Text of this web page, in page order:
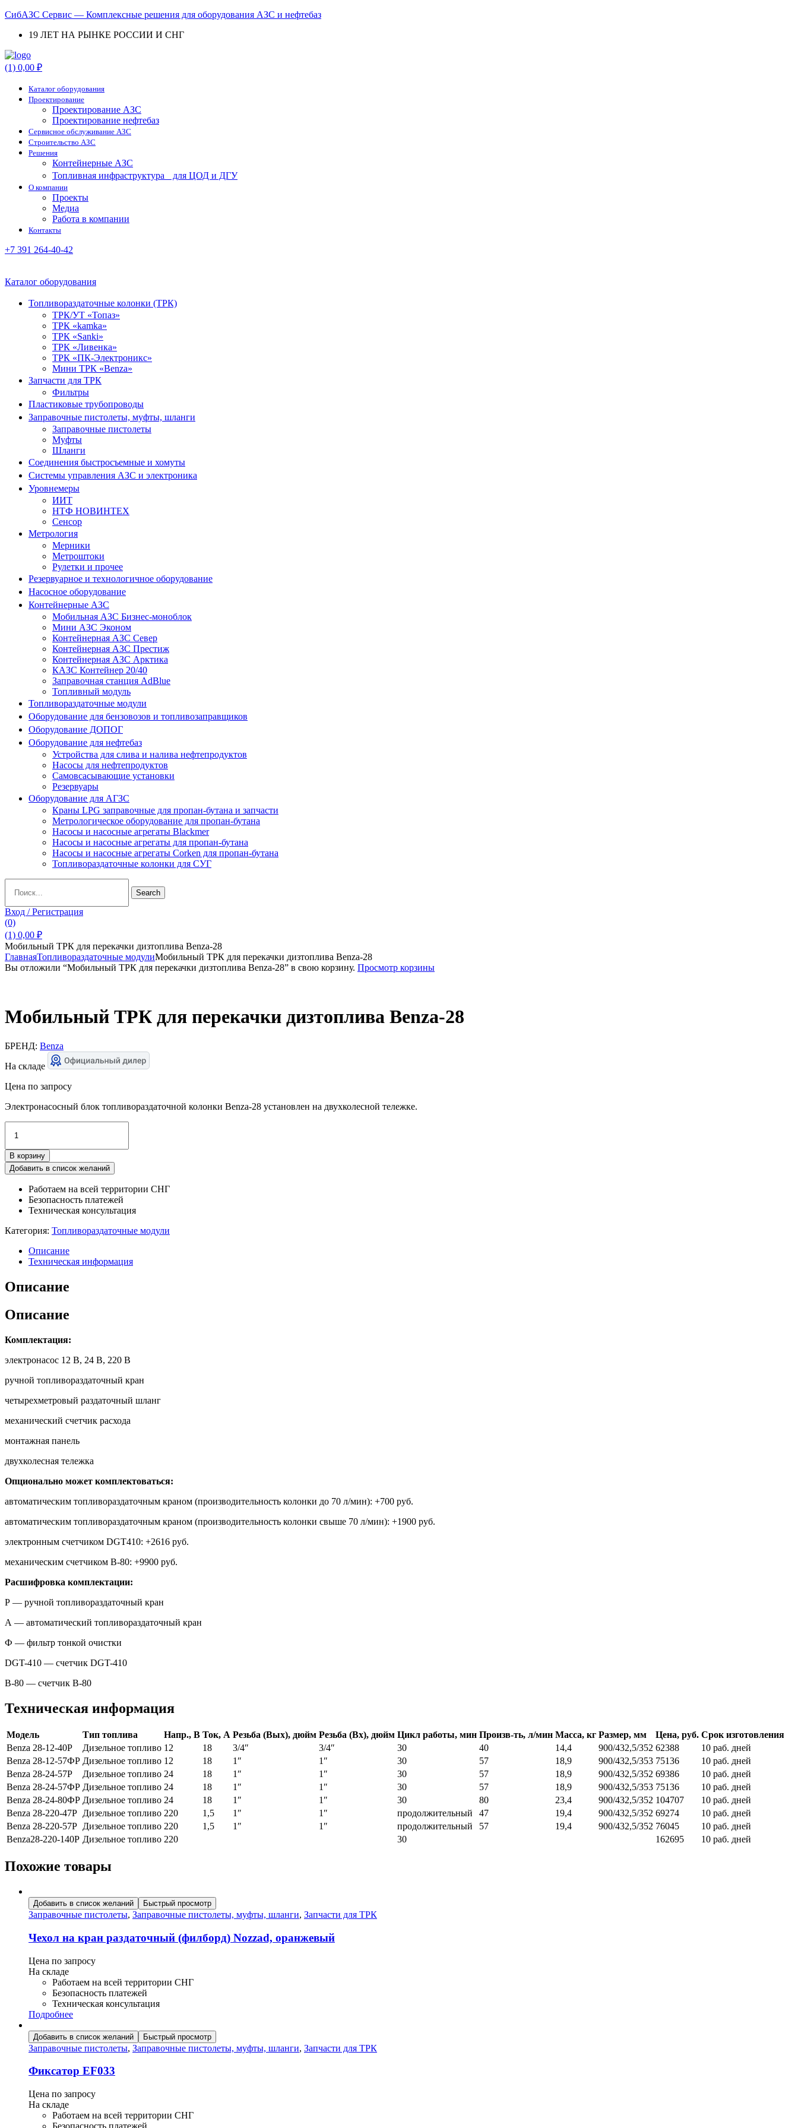
СибАЗС Сервис — Комплексные решения для оборудования АЗС и нефтебаз
19 ЛЕТ НА РЫНКЕ РОССИИ И СНГ
Menu
(1) 0,00 ₽
Каталог оборудования
Проектирование
Проектирование АЗС
Проектирование нефтебаз
Cервисное обслуживание АЗС
Строительство АЗС
Решения
Контейнерные АЗС
Топливная инфраструктура для ЦОД и ДГУ
О компании
Проекты
Медиа
Работа в компании
Контакты
+7 391 264-40-42
Каталог оборудования
Топливораздаточные колонки (ТРК)
ТРК/УТ «Топаз»
ТРК «kamka»
ТРК «Sanki»
ТРК «Ливенка»
ТРК «ПК-Электроникс»
Мини ТРК «Benza»
Запчасти для ТРК
Фильтры
Пластиковые трубопроводы
Заправочные пистолеты, муфты, шланги
Заправочные пистолеты
Муфты
Шланги
Соединения быстросъемные и хомуты
Системы управления АЗС и электроника
Уровнемеры
ИИТ
НТФ НОВИНТЕХ
Сенсор
Метрология
Мерники
Метроштоки
Рулетки и прочее
Резервуарное и технологичное оборудование
Насосное оборудование
Контейнерные АЗС
Мобильная АЗС Бизнес-моноблок
Мини АЗС Эконом
Контейнерная АЗС Север
Контейнерная АЗС Престиж
Контейнерная АЗС Арктика
КАЗС Контейнер 20/40
Заправочная станция AdBlue
Топливный модуль
Топливораздаточные модули
Оборудование для бензовозов и топливозаправщиков
Оборудование ДОПОГ
Оборудование для нефтебаз
Устройства для слива и налива нефтепродуктов
Насосы для нефтепродуктов
Самовсасывающие установки
Резервуары
Оборудование для АГЗС
Краны LPG заправочные для пропан-бутана и запчасти
Метрологическое оборудование для пропан-бутана
Насосы и насосные агрегаты Blackmer
Насосы и насосные агрегаты для пропан-бутана
Насосы и насосные агрегаты Corken для пропан-бутана
Топливораздаточные колонки для СУГ
for:
Search
Вход / Регистрация
(0)
(1) 0,00 ₽
Мобильный ТРК для перекачки дизтоплива Benza-28
ГлавнаяТопливораздаточные модулиМобильный ТРК для перекачки дизтоплива Benza-28
Вы отложили “Мобильный ТРК для перекачки дизтоплива Benza-28” в свою корзину. Просмотр корзины
Мобильный ТРК для перекачки дизтоплива Benza-28
БРЕНД: Benza
На складе
Цена по запросу
Электронасосный блок топливораздаточной колонки Benza-28 установлен на двухколесной тележке.
товара
Мобильный
ТРК
для
дизтоплива
Benza-
В корзину
Добавить в список желаний
Работаем на всей территории СНГ
Безопасность платежей
Техническая консультация
Категория: Топливораздаточные модули
Описание
Техническая информация
Описание
Описание
Комплектация:
электронасос 12 В, 24 В, 220 В
ручной топливораздаточный кран
четырехметровый раздаточный шланг
механический счетчик расхода
монтажная панель
двухколесная тележка
Опционально может комплектоваться:
автоматическим топливораздаточным краном (производительность колонки до 70 л/мин): +700 руб.
автоматическим топливораздаточным краном (производительность колонки свыше 70 л/мин): +1900 руб.
электронным счетчиком DGT410: +2616 руб.
механическим счетчиком B-80: +9900 руб.
Расшифровка комплектации:
Р — ручной топливораздаточный кран
А — автоматический топливораздаточный кран
Ф — фильтр тонкой очистки
DGT-410 — счетчик DGT-410
B-80 — счетчик B-80
Техническая информация
Модель Тип топлива Напр., В Ток, А Резьба (Вых), дюйм Резьба (Вх), дюйм Цикл работы, мин Произв-ть, л/мин Масса, кг Размер, мм Цена, руб. Срок изготовления
Benza 28-12-40Р
Дизельное топливо 12 18 3/4″ 3/4″ 30 40 14,4 900/432,5/352 62388
10 раб. дней
Benza 28-12-57ФР Дизельное топливо 12 18 1″ 1″ 30 57 18,9 900/432,5/353 75136
10 раб. дней
Benza 28-24-57Р
Дизельное топливо 24 18 1″ 1″ 30 57 18,9 900/432,5/352 69386
10 раб. дней
Benza 28-24-57ФР Дизельное топливо 24 18 1″ 1″ 30 57 18,9 900/432,5/353 75136
10 раб. дней
Benza 28-24-80ФР Дизельное топливо 24 18 1″ 1″ 30 80 23,4 900/432,5/352 104707
10 раб. дней
Benza 28-220-47Р Дизельное топливо 220 1,5 1″ 1″ продолжительный 47 19,4 900/432,5/352 69274
10 раб. дней
Benza 28-220-57Р Дизельное топливо 220 1,5 1″ 1″ продолжительный 57 19,4 900/432,5/352 76045
10 раб. дней
Benza28-220-140Р Дизельное топливо 220 30 162695 10 раб. дней
Похожие товары
Добавить в список желаний Быстрый просмотр
Заправочные пистолеты, Заправочные пистолеты, муфты, шланги, Запчасти для ТРК
Чехол на кран раздаточный (филборд) Nozzad, оранжевый
Цена по запросу
На складе
Работаем на всей территории СНГ
Безопасность платежей
Техническая консультация
Подробнее
Добавить в список желаний Быстрый просмотр
Заправочные пистолеты, Заправочные пистолеты, муфты, шланги, Запчасти для ТРК
Фиксатор EF033
Цена по запросу
На складе
Работаем на всей территории СНГ
Безопасность платежей